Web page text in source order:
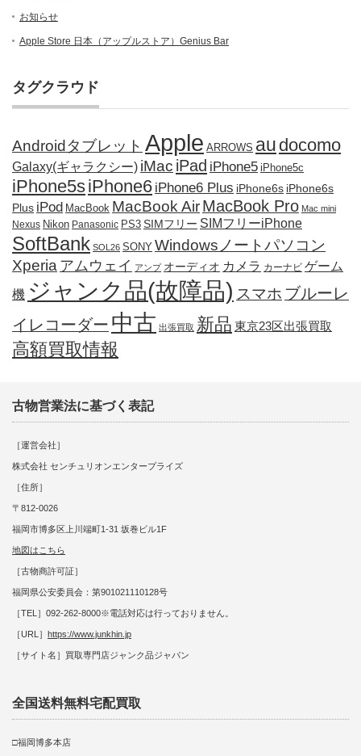
お知らせ
Apple Store 日本（アップルストア）Genius Bar
タグクラウド
Androidタブレット Apple ARROWS au docomo
Galaxy(ギャラクシー) iMac iPad iPhone5 iPhone5c
iPhone5siPhone6 iPhone6 Plus iPhone6s iPhone6s
Plus iPod MacBook MacBook AirMacBook Pro Mac mini
Nexus Nikon Panasonic PS3 SIMフリー SIMフリーiPhone
SoftBank SOL26 SONY Windowsノートパソコン
Xperia アムウェイ アンプ オーディオ カメラ カーナビ ゲーム
機 ジャンク品(故障品) スマホ ブルーレ
イレコーダー 中古 出張買取 新品 東京23区出張買取
高額買取情報
古物営業法に基づく表記
［運営会社］
株式会社 センチュリオンエンタープライズ
［住所］
〒812-0026
福岡市博多区上川端町1-31 坂巻ビル1F
地図はこちら
［古物商許可証］
福岡県公安委員会：第901021110128号
［TEL］092-262-8000※電話対応は行っておりません。
［URL］ https://www.junkhin.jp
［サイト名］買取専門店ジャンク品ジャパン
全国送料無料宅配買取
□福岡博多本店